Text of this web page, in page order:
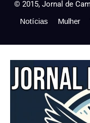
© 2015, Jornal de
Notícias Mulher